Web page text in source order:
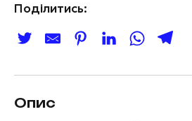
Поділитись:
Опис